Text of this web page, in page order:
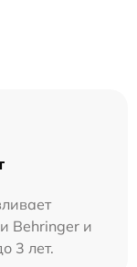
Behringer и
3 лет.